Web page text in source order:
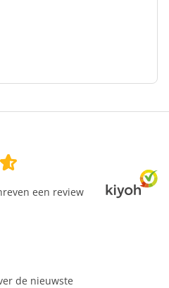
een review
de nieuwste